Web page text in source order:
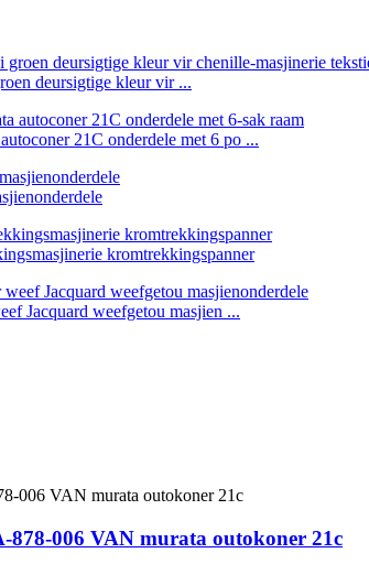
deursigtige kleur vir ...
21C onderdele met 6 po ...
kromtrekkingspanner
Jacquard weefgetou masjien ...
878-006 VAN murata outokoner 21c